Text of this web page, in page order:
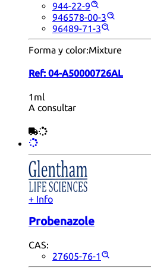
944-22-9
946578-00-3
96489-71-3
Forma y color:Mixture
Ref: 04-A50000726AL
1ml
A consultar
+ Info
Probenazole
CAS:
27605-76-1